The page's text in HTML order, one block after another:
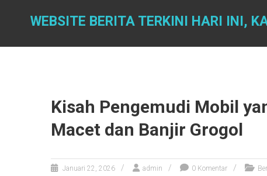
WEBSITE BERITA TERKINI HARI INI,
Kisah Pengemudi Mobil
Macet dan Banjir Grogol
Januari 22, 2026 admin 0 Komentar